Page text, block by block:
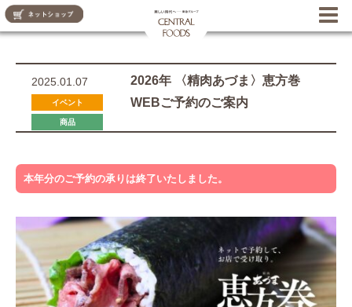
2025.01.07
イベント
商品
2026年 〈精肉あづま〉恵方巻
WEBご予約のご案内
本年分のご予約の承りは終了いたしました。